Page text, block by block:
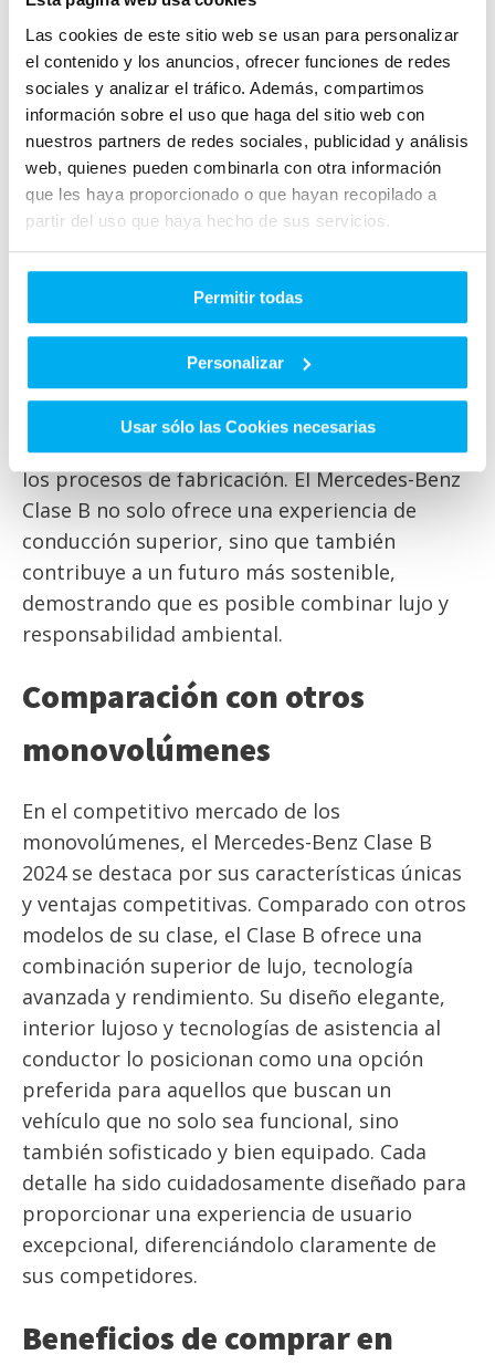
Las cookies de este sitio web se usan para personalizar
el contenido y los anuncios, ofrecer funciones de redes
sociales y analizar el tráfico. Además, compartimos
información sobre el uso que haga del sitio web con
nuestros partners de redes sociales, publicidad y análisis
web, quienes pueden combinarla con otra información
que les haya proporcionado o que hayan recopilado a
partir del uso que haya hecho de sus servicios.
Permitir todas
Personalizar
Usar sólo las Cookies necesarias
con la robusta construcción del Clase B, hacen
de este monovolumen uno de los más seguros
en el mercado.
Impacto ambiental y
sostenibilidad
proactivo hacia la sostenibilidad con el Clase B
2024, incorporando tecnologías que reducen
las emisiones y mejoran la eficiencia
energética. El compromiso de la marca con la
sostenibilidad se refleja en cada aspecto del
vehículo, desde los materiales utilizados hasta
los procesos de fabricación. El Mercedes-Benz
Clase B no solo ofrece una experiencia de
conducción superior, sino que también
contribuye a un futuro más sostenible,
demostrando que es posible combinar lujo y
responsabilidad ambiental.
Comparación con otros
monovolúmenes
En el competitivo mercado de los
monovolúmenes, el Mercedes-Benz Clase B
2024 se destaca por sus características únicas
y ventajas competitivas. Comparado con otros
modelos de su clase, el Clase B ofrece una
combinación superior de lujo, tecnología
avanzada y rendimiento. Su diseño elegante,
interior lujoso y tecnologías de asistencia al
conductor lo posicionan como una opción
preferida para aquellos que buscan un
vehículo que no solo sea funcional, sino
también sofisticado y bien equipado. Cada
detalle ha sido cuidadosamente diseñado para
proporcionar una experiencia de usuario
excepcional, diferenciándolo claramente de
sus competidores.
Beneficios de comprar en